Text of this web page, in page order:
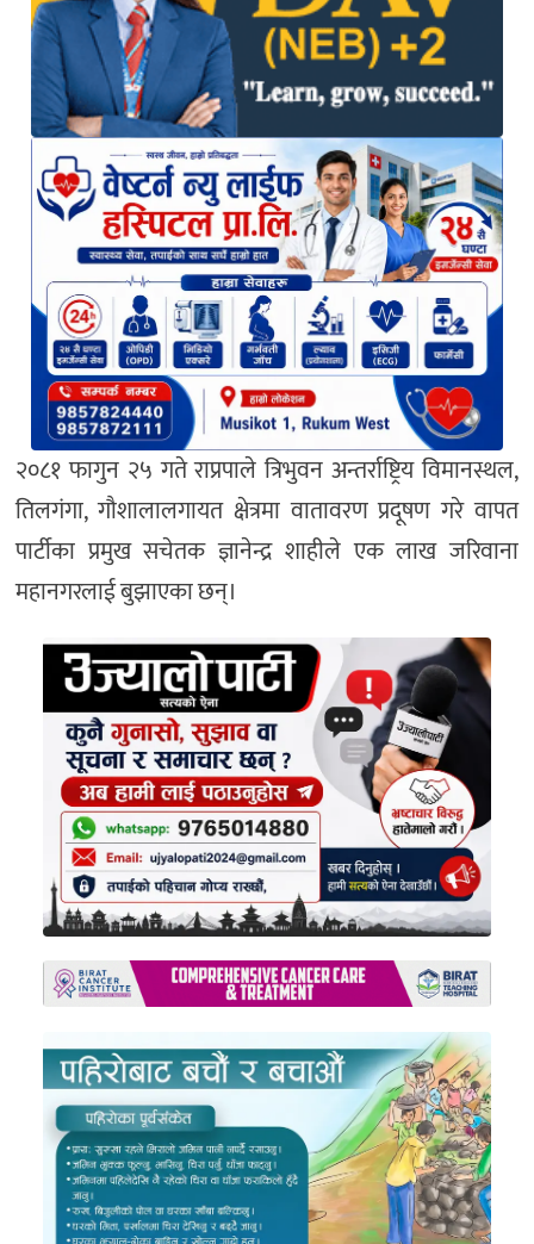
२०८१ फागुन २५ गते राप्रपाले त्रिभुवन अन्तर्राष्ट्रिय विमानस्थल,
तिलगंगा, गौशालालगायत क्षेत्रमा वातावरण प्रदूषण गरे वापत
पार्टीका प्रमुख सचेतक ज्ञानेन्द्र शाहीले एक लाख जरिवाना
महानगरलाई बुझाएका छन्।